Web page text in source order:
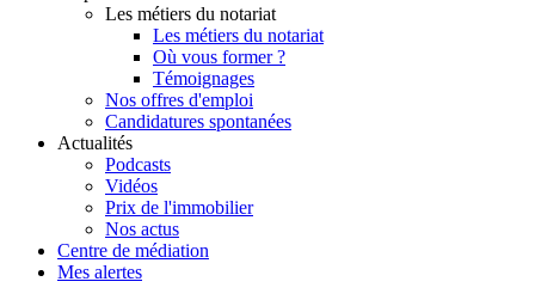
Les métiers du notariat
Les métiers du notariat
Où vous former ?
Témoignages
Nos offres d'emploi
Candidatures spontanées
Actualités
Podcasts
Vidéos
Prix de l'immobilier
Nos actus
Centre de médiation
Mes alertes